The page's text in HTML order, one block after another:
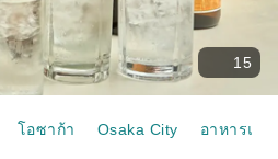
15
โอซาก้า Osaka City อาหารแล